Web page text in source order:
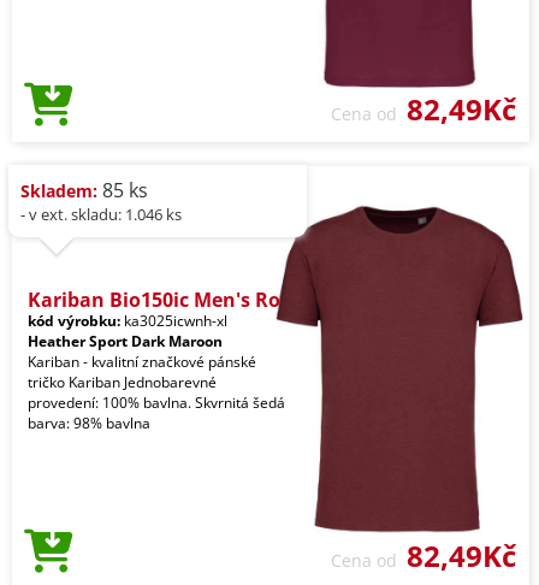
Cena od 82,49Kč
Skladem: 85 ks
- v ext. skladu: 1.046 ks
Kariban Bio150ic Men's Ro
kód výrobku: ka3025icwnh-xl
Heather Sport Dark Maroon
Kariban - kvalitní značkové pánské
tričko Kariban Jednobarevné
provedení: 100% bavlna. Skvrnitá šedá
barva: 98% bavlna
Cena od 82,49Kč